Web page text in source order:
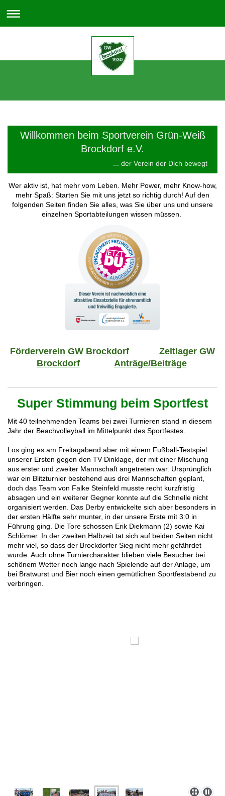
Willkommen beim Sportverein Grün-Weiß
Brockdorf e.V.
... der Verein der Dich bewegt
Wer aktiv ist, hat mehr vom Leben. Mehr Power, mehr Know-how,
mehr Spaß: Starten Sie mit uns jetzt so richtig durch! Auf den
folgenden Seiten finden Sie alles, was Sie über uns und unsere
einzelnen Sportabteilungen wissen müssen.
Förderverein GW Brockdorf
Zeltlager GW
Brockdorf
Anträge/Beiträge
Super Stimmung beim Sportfest
Mit 40 teilnehmenden Teams bei zwei Turnieren stand in diesem
Jahr der Beachvolleyball im Mittelpunkt des Sportfestes.
Los ging es am Freitagabend aber mit einem Fußball-Testspiel
unserer Ersten gegen den TV Dinklage, der mit einer Mischung
aus erster und zweiter Mannschaft angetreten war. Ursprünglich
war ein Blitzturnier bestehend aus drei Mannschaften geplant,
doch das Team von Falke Steinfeld musste recht kurzfristig
absagen und ein weiterer Gegner konnte auf die Schnelle nicht
organisiert werden. Das Derby entwickelte sich aber besonders in
der ersten Hälfte sehr munter, in der unsere Erste mit 3:0 in
Führung ging. Die Tore schossen Erik Diekmann (2) sowie Kai
Schlömer. In der zweiten Halbzeit tat sich auf beiden Seiten nicht
mehr viel, so dass der Brockdorfer Sieg nicht mehr gefährdet
wurde. Auch ohne Turniercharakter blieben viele Besucher bei
schönem Wetter noch lange nach Spielende auf der Anlage, um
bei Bratwurst und Bier noch einen gemütlichen Sportfestabend zu
verbringen.